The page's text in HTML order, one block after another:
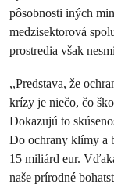
pôsobnosti iných
medzisektorová
prostredia však
,,Predstava, že
krízy je niečo, čo
Dokazujú to
Do ochrany klímy a
15 miliárd eur.
naše prírodné